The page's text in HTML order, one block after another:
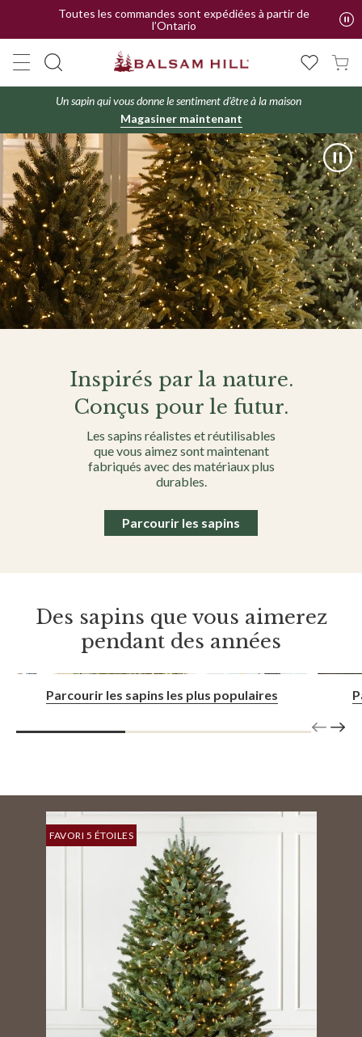
Toutes les commandes sont expédiées à partir de
l’Ontario
Un sapin qui vous donne le sentiment d'être à la maison
Magasiner maintenant
Inspirés par la nature.
Conçus pour le futur.
Les sapins réalistes et réutilisables
que vous aimez sontmaintenant
fabriqués avec des matériaux plus
durables.
Parcourir les sapins
Des sapins que vous aimerez
pendant des années
Parcourir les sapins les plus populaires
FAVORI 5 ÉTOILES